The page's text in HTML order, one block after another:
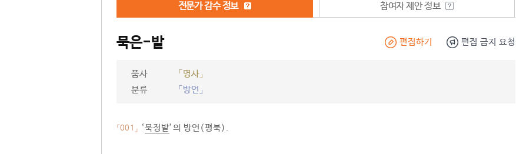
전문가 감수 정보 참여자 제안 정보
묵은-밭 편집하기 편집 금지 요청
품사
「명사」
분류
「방언」
「001」 ‘묵정밭’의 방언(평북).